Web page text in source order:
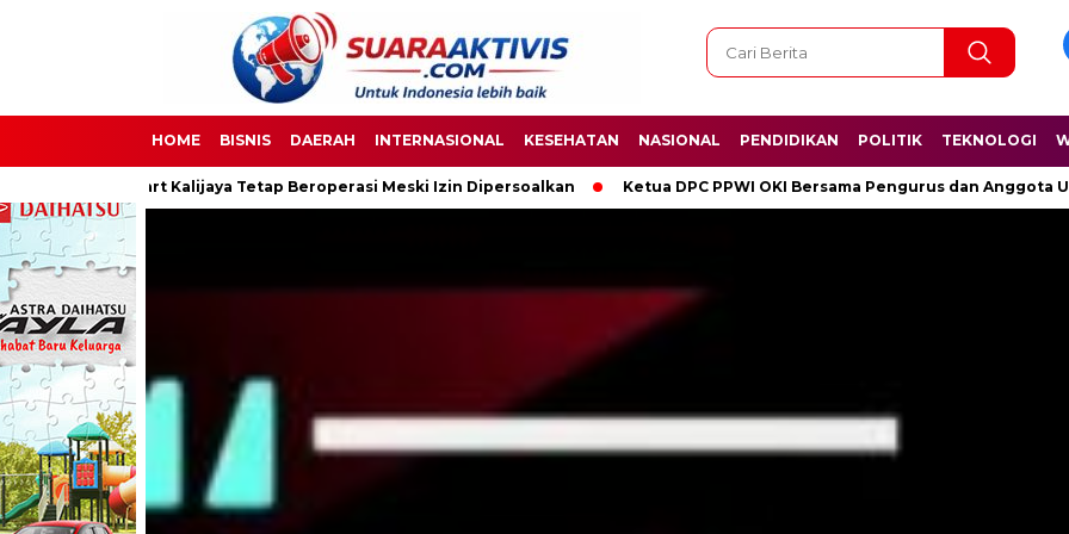
HOME BISNIS DAERAH INTERNASIONAL KESEHATAN NASIONAL PENDIDIKAN POLITIK TEKNOLOGI
Tetap Beroperasi Meski Izin Dipersoalkan Ketua DPC PPWI OKI Bersama Pengurus dan Anggota Ucapkan Selamat Hari